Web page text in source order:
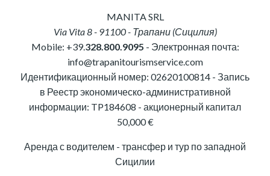
MANITA SRL
Via Vita 8- 91100- Трапани(Сицилия)
Mobile: +39.328.800.9095 - Электронная почта:
info@trapanitourismservice.com
Идентификационный номер: 02620100814 - Запись
в Реестр экономическо-административной
информации: TP184608 - акционерный капитал
50,000 €
Аренда с водителем - трансфер и тур по западной
Сицилии